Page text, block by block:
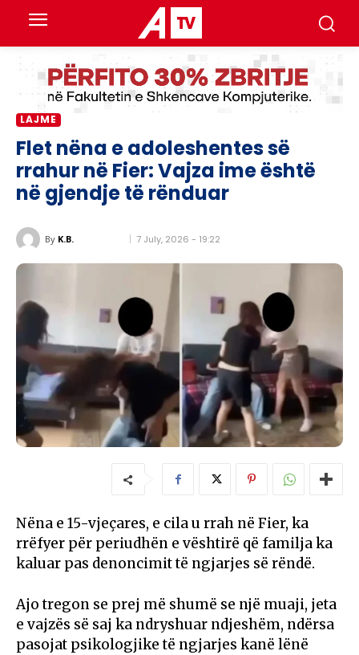
LAJME
Flet nëna e adoleshentes së
rrahur në Fier: Vajza ime është
në gjendje të rënduar
By K.B. 7 July, 2026 - 19:22
Nëna e 15-vjeçares, e cila u rrah në Fier, ka
rrëfyer për periudhën e vështirë që familja ka
kaluar pas denoncimit të ngjarjes së rëndë.
Ajo tregon se prej më shumë se një muaji, jeta
e vajzës së saj ka ndryshuar ndjeshëm, ndërsa
pasojat psikologjike të ngjarjes kanë lënë